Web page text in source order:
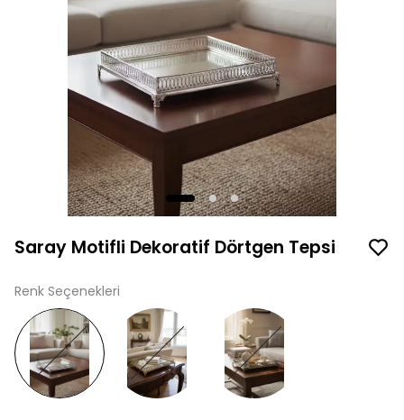
Saray Motifli Dekoratif Dörtgen Tepsi
Renk Seçenekleri